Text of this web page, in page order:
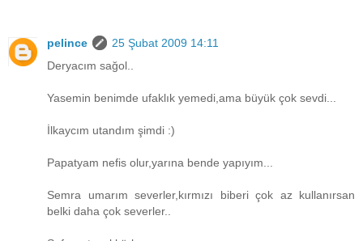
pelince
25 Şubat 2009 14:11
Deryacım sağol..
Yasemin benimde ufaklık yemedi,ama büyük çok sevdi...
İlkaycım utandım şimdi :)
Papatyam nefis olur,yarına bende yapıyım...
Semra umarım severler,kırmızı biberi çok az kullanırsan
belki daha çok severler..